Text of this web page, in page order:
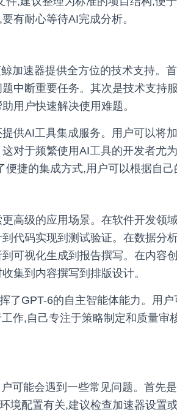
有耐心等待AI完成分析。
加速器提供全方位的技术支持。
中断重要任务。其次是技术支持
用户快速解决使用难题。
供AI工具集成服务。用户可以将
对于频繁使用AI工具的开发者尤
捷的集成方式,用户可以根据自己
高级的应用场景。在软件开发领
代码实现到测试验证。在数据分
可视化生成到报告撰写。在内容
集到内容撰写到排版设计。
了GPT-6的自主智能体能力。用
作,自己专注于策略制定和质量审
可能会遇到一些常见问题。首先
境配置有关,建议检查加速器设置